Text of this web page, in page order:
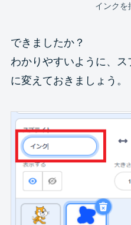
インクを
できましたか？
わかりやすいように、ス
に変えておきましょう。